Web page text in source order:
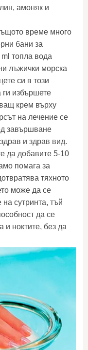
амоняк и
време много
бани за
топла вода
лъжички морска
си в този
ги избършете
крем върху
на лечение се
завършване
и здрав вид.
да добавите 5-10
помага за
тяхното
може да се
сутринта, тъй
да се
и ноктите, без да